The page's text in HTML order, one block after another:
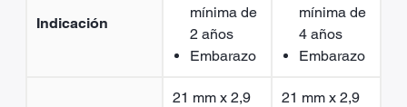
Indicación
mínima de
2 años
Embarazo
mínima de
4 años
Embarazo
21 mm x 2,9
21 mm x 2,9